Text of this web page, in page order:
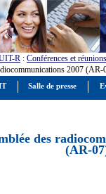
R : Conférences et réunions
2007 (AR-
des
(AR-
Salle de presse